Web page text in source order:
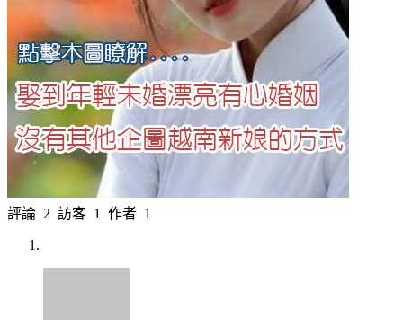
評論 2 訪客 1 作者 1